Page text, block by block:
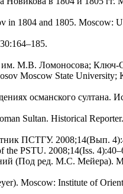
in 1804 and 1805. Moscow:
М.В. Ломоносова; Ключ-
Moscow State University;
османского султана.
Sultan. Historical Reporter.
ПСТГУ. 2008;14(Вып.
PSTU. 2008;14(Iss.
(Под ред. М.С. Мейера).
Мoscow: Institute of